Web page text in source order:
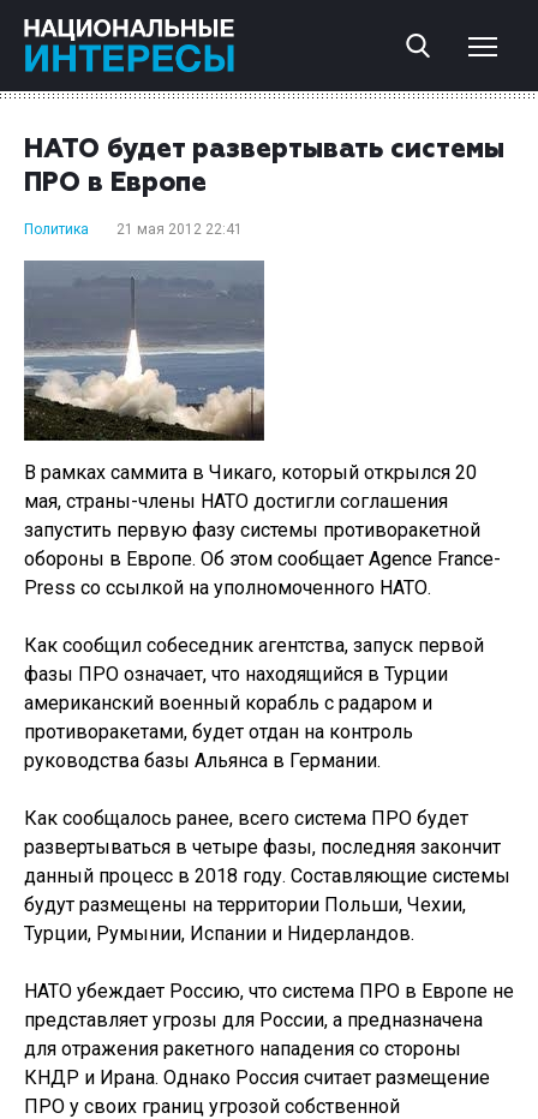
НАТО будет развертывать системы
ПРО в Европе
Политика 21 мая 2012 22:41
В рамках саммита в Чикаго, который открылся 20
мая, страны-члены НАТО достигли соглашения
запустить первую фазу системы противоракетной
обороны в Европе. Об этом сообщает Agence France-
Press со ссылкой на уполномоченного НАТО.
Как сообщил собеседник агентства, запуск первой
фазы ПРО означает, что находящийся в Турции
американский военный корабль с радаром и
противоракетами, будет отдан на контроль
руководства базы Альянса в Германии.
Как сообщалось ранее, всего система ПРО будет
развертываться в четыре фазы, последняя закончит
данный процесс в 2018 году. Составляющие системы
будут размещены на территории Польши, Чехии,
Турции, Румынии, Испании и Нидерландов.
НАТО убеждает Россию, что система ПРО в Европе не
представляет угрозы для России, а предназначена
для отражения ракетного нападения со стороны
КНДР и Ирана. Однако Россия считает размещение
ПРО у своих границ угрозой собственной